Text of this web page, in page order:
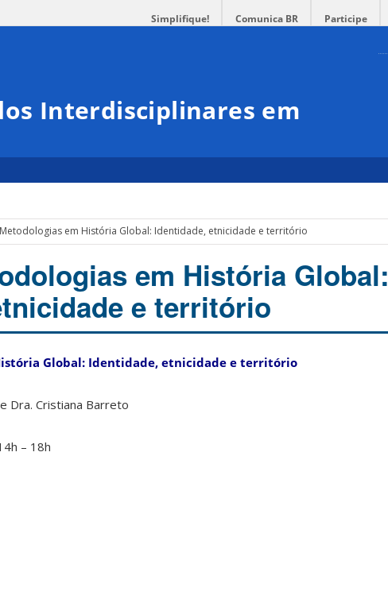
Simplifique! Comunica BR Participe
Interdisciplinares em
em História Global: Identidade, etnicidade e território
em História Global:
e território
Global: Identidade, etnicidade e território
Dra. Cristiana Barreto
– 18h